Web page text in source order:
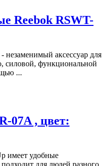
Reebok RSWT-
незаменимый аксессуар для
силовой, функциональной
...
07A , цвет:
имеет удобные
для людей разного